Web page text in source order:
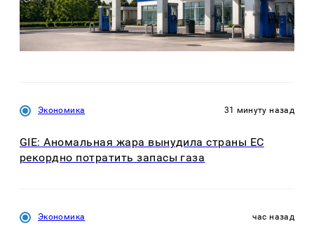
Экономика 31 минуту назад
GIE: Аномальная жара вынудила страны ЕС
рекордно потратить запасы газа
Экономика час назад